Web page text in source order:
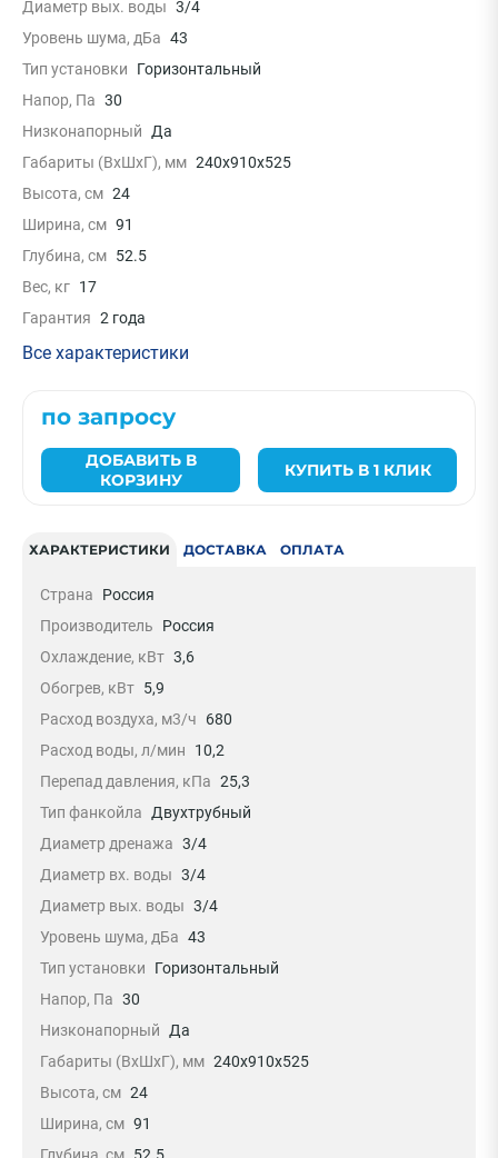
Диаметр вых. воды 3/4
Уровень шума, дБа 43
Тип установки
Горизонтальный
Напор, Па 30
Низконапорный
Да
Габариты (ВxШxГ), мм 240x910x525
Высота, см 24
Ширина, см 91
Глубина, см 52.5
Вес, кг 17
Гарантия 2 года
Все характеристики
по запросу
ДОБАВИТЬ В
КОРЗИНУ
КУПИТЬ В 1 КЛИК
ХАРАКТЕРИСТИКИ ДОСТАВКА ОПЛАТА
Страна
Россия
Производитель
Россия
Охлаждение, кВт 3,6
Обогрев, кВт 5,9
Расход воздуха, м3/ч
680
Расход воды, л/мин
10,2
Перепад давления, кПа 25,3
Тип фанкойла
Двухтрубный
Диаметр дренажа 3/4
Диаметр вх. воды 3/4
Диаметр вых. воды 3/4
Уровень шума, дБа 43
Тип установки
Горизонтальный
Напор, Па 30
Низконапорный
Да
Габариты (ВxШxГ), мм 240x910x525
Высота, см 24
Ширина, см 91